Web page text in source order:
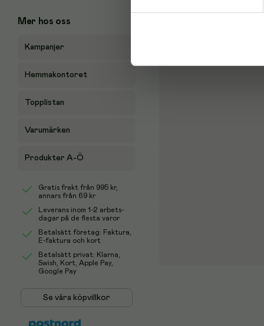
Mer hos oss
Kampanjer
Hemmakontoret
Topplistan
Varumärken
Produkter A-Ö
Gratis frakt från 995 kr,
annars från 69 kr
Leverans inom 1-2 arbets-
dagar på de flesta varor
Betalsätt företag: Faktura,
E-faktura och kort
Betalsätt privat: Klarna,
Swish, Kort, Apple Pay,
Google Pay
Se våra köpvillkor